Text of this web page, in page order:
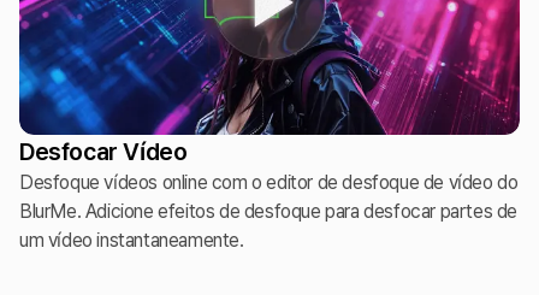
Desfocar Vídeo
Desfoque vídeos online com o editor de desfoque de vídeo do
BlurMe. Adicione efeitos de desfoque para desfocar partes de
um vídeo instantaneamente.